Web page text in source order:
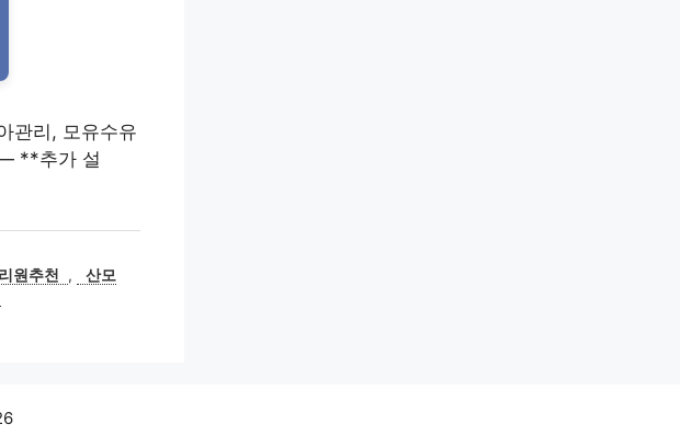
관리, 모유수유
**추가 설
원추천 ,
산모